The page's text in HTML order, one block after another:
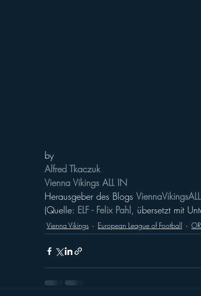
by
Alfred Tkaczuk
Vienna Vikings ALL IN
Herausgeber des Blogs
(Quelle: ELF - Felix Pahl, übersetzt mit
Vienna Vikings European League of Football